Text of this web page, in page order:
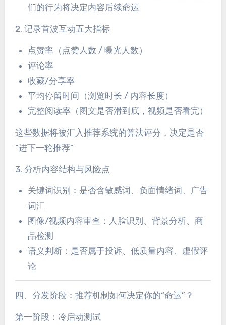
们的行为将决定内容后续命运
2. 记录首波互动五大指标
点赞率（点赞人数 / 曝光人数）
评论率
收藏/分享率
平均停留时间（浏览时长 / 内容长度）
完整阅读率（图文是否滑到底，视频是否看完）
这些数据将被汇入推荐系统的算法评分，决定是否
“进下一轮推荐”
3. 分析内容结构与风险点
关键词识别：是否含敏感词、负面情绪词、广告
词汇
图像/视频内容审查：人脸识别、背景分析、商
品检测
语义判断：是否属于投诉、低质量内容、虚假评
论
四、分发阶段：推荐机制如何决定你的“命运”？
第一阶段：冷启动测试